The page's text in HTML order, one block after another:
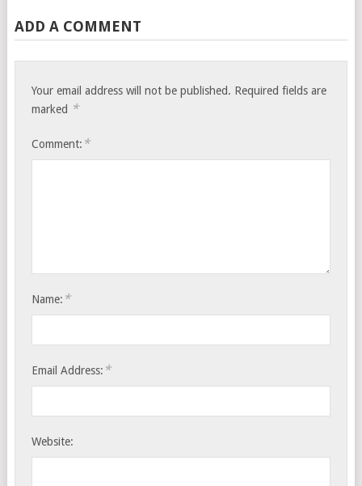
ADD A COMMENT
Your email address will not be published. Required fields are
marked *
Comment: *
Name: *
Email Address: *
Website: